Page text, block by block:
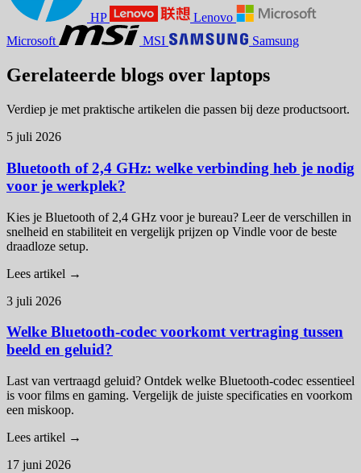
HP
Lenovo
Microsoft
MSI Samsung
Gerelateerde blogs over laptops
Verdiep je met praktische artikelen die passen bij deze productsoort.
5 juli 2026
Bluetooth of 2,4 GHz: welke verbinding heb je nodig
voor je werkplek?
Kies je Bluetooth of 2,4 GHz voor je bureau? Leer de verschillen in
snelheid en stabiliteit en vergelijk prijzen op Vindle voor de beste
draadloze setup.
Lees artikel →
3 juli 2026
Welke Bluetooth-codec voorkomt vertraging tussen
beeld en geluid?
Last van vertraagd geluid? Ontdek welke Bluetooth-codec essentieel
is voor films en gaming. Vergelijk de juiste specificaties en voorkom
een miskoop.
Lees artikel →
17 juni 2026